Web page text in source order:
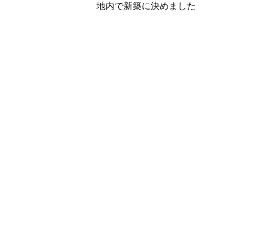
地内で新築に決めました